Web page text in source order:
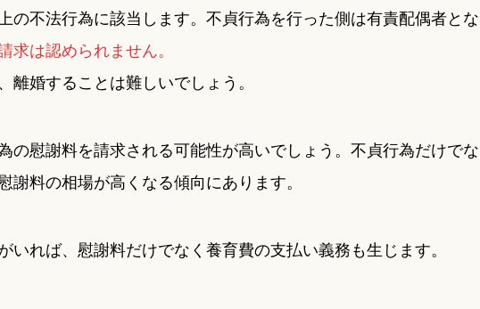
の不法行為に該当します。不貞行為を行った側は有責配偶者とな
は認められません。
婚することは難しいでしょう。
の慰謝料を請求される可能性が高いでしょう。不貞行為だけでな
料の相場が高くなる傾向にあります。
れば、慰謝料だけでなく養育費の支払い義務も生じます。